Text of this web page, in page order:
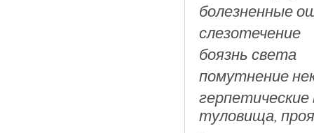
болезненные
слезотечение
боязнь света
помутнение
герпетические
туловища,